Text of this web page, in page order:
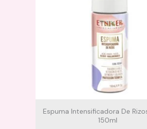
Espuma Intensificadora De
150ml